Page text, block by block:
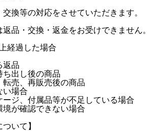
換等の対応をさせていただきます。
品・交換・返金をお受けできません。
経過した場合
返品
ち出し後の商品
転売、再販売後の商品
い場合
ージ、付属品等が不足している場合
境が確認できない場合
いて】